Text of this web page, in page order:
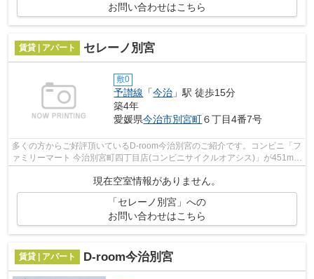
お問い合わせはこちら
賃貸 | アパート セレーノ別宮
敷0
予讃線 「今治 」駅 徒歩15分
築4年
愛媛県今治市別宮町６丁目4番7号
多くの方からご好評頂いているD-room今治別宮のご紹介です。コンビニ「フ
ァミリーマート 今治別宮町四丁目店(コンビニサイクルオアシス)」が451m以
現在空室情報がありません。
「セレーノ別宮」への
お問い合わせはこちら
賃貸 | アパート D-room今治別宮